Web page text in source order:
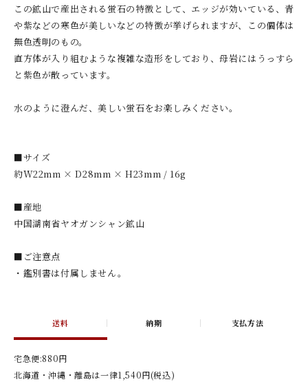
この鉱山で産出される蛍石の特徴として、エッジが効いている、青
や紫などの寒色が美しいなどの特徴が挙げられますが、この個体は
無色透明のもの。
直方体が入り組むような複雑な造形をしており、母岩にはうっすら
と紫色が散っています。
水のように澄んだ、美しい蛍石をお楽しみください。
■サイズ
約W22mm × D28mm × H23mm / 16g
■産地
中国湖南省ヤオガンシャン鉱山
■ご注意点
・鑑別書は付属しません。
送料 納期 支払方法
宅急便:880円
北海道・沖縄・離島は一律1,540円(税込)